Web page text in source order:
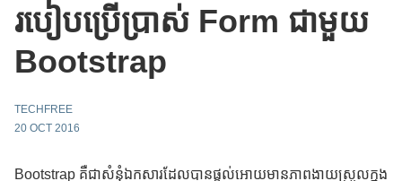
របៀបប្រើប្រាស់ Form ជាមួយ
Bootstrap
TECHFREE
20 OCT 2016
Bootstrap គឺជាសំនុំឯកសារដែលបានផ្តល់អោយមានភាពងាយស្រួលក្នុង